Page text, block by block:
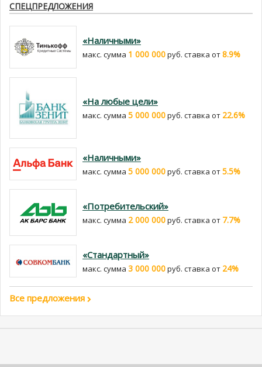
СПЕЦПРЕДЛОЖЕНИЯ
«Наличными»
макс. сумма 1 000 000руб. cтавка от8.9%
«На любые цели»
макс. сумма 5 000 000руб. cтавка от 22.6%
«Наличными»
макс. сумма 5 000 000руб. cтавка от5.5%
«Потребительский»
макс. сумма 2 000 000руб. cтавка от 7.7%
«Стандартный»
макс. сумма 3 000 000руб. cтавка от 24%
Все предложения